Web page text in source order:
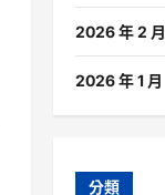
2026 年 2 月
2026 年 1 月
分類